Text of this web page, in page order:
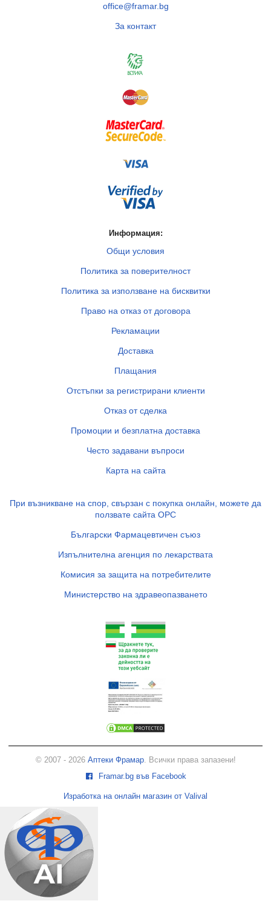
office@framar.bg
За контакт
Информация:
Общи условия
Политика за поверителност
Политика за използване на бисквитки
Право на отказ от договора
Рекламации
Доставка
Плащания
Отстъпки за регистрирани клиенти
Отказ от сделка
Промоции и безплатна доставка
Често задавани въпроси
Карта на сайта
При възникване на спор, свързан с покупка онлайн, можете да
ползвате сайта ОРС
Български Фармацевтичен съюз
Изпълнителна агенция по лекарствата
Комисия за защита на потребителите
Министерство на здравеопазването
© 2007 - 2026 Аптеки Фрамар. Всички права запазени!
Framar.bg във Facebook
Изработка на онлайн магазин от Valival